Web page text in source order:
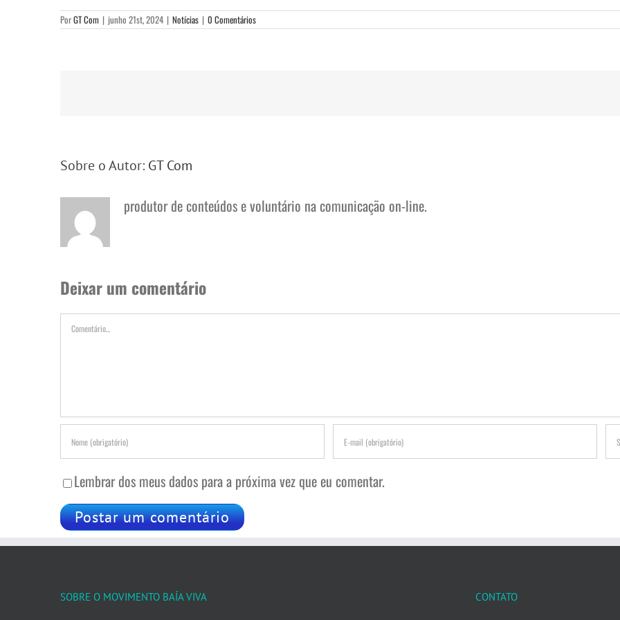
PorGT Com | junho 21st, 2024 | Notícias | 0 Comentários
Sobre o Autor: GT Com
produtor de conteúdos e voluntário na comunicação on-line.
Deixar um comentário
Comentário
Lembrar dos meus dados para a próxima vez que eu comentar.
SOBRE O MOVIMENTO BAÍA VIVA CONTATO